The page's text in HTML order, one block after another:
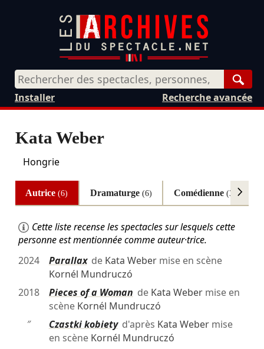
Recherche avancée
Installer
Kata Weber
Hongrie
Autrice(6) Dramaturge (6) Comédienne(3)
Cette liste recense les spectacles sur lesquels cette
personne est mentionnée comme auteur·trice.
2024
Parallaxde Kata Webermise en scène
Kornél Mundruczó
2018
Pieces of a Woman de Kata Webermise en
scène Kornél Mundruczó
″
Czastki kobietyd'après Kata Webermise
en scène Kornél Mundruczó